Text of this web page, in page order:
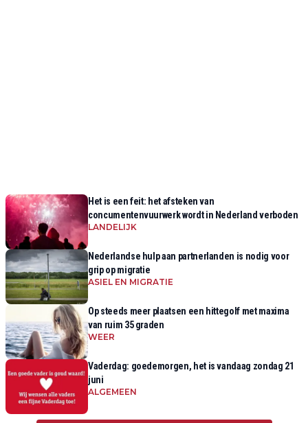
Het is een feit: het afsteken van
concumentenvuurwerk wordt in Nederland verboden
LANDELIJK
Nederlandse hulp aan partnerlanden is nodig voor
grip op migratie
ASIEL EN MIGRATIE
Op steeds meer plaatsen een hittegolf met maxima
van ruim 35 graden
WEER
Vaderdag: goedemorgen, het is vandaag zondag 21
juni
ALGEMEEN